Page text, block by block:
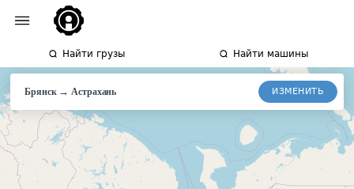
Найти грузы Найти машины
Брянск→Астрахань ИЗМЕНИТЬ